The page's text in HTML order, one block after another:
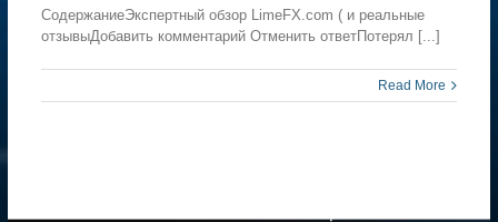
СодержаниеЭкспертный обзор LimeFX.com ( и реальные
отзывыДобавить комментарий Отменить ответПотерял [...]
Read More